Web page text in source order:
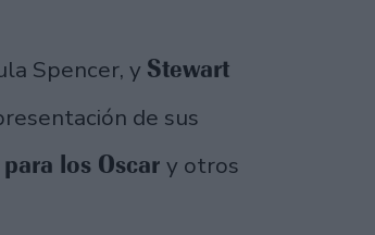
Spencer, y Stewart
de sus
los Oscar y otros